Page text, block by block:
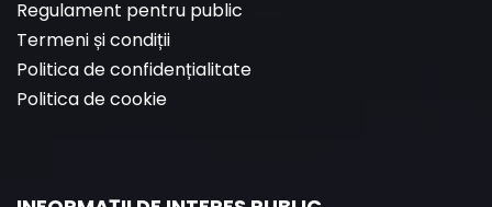
Regulament pentru public
Termeni și condiții
Politica de confidențialitate
Politica de cookie